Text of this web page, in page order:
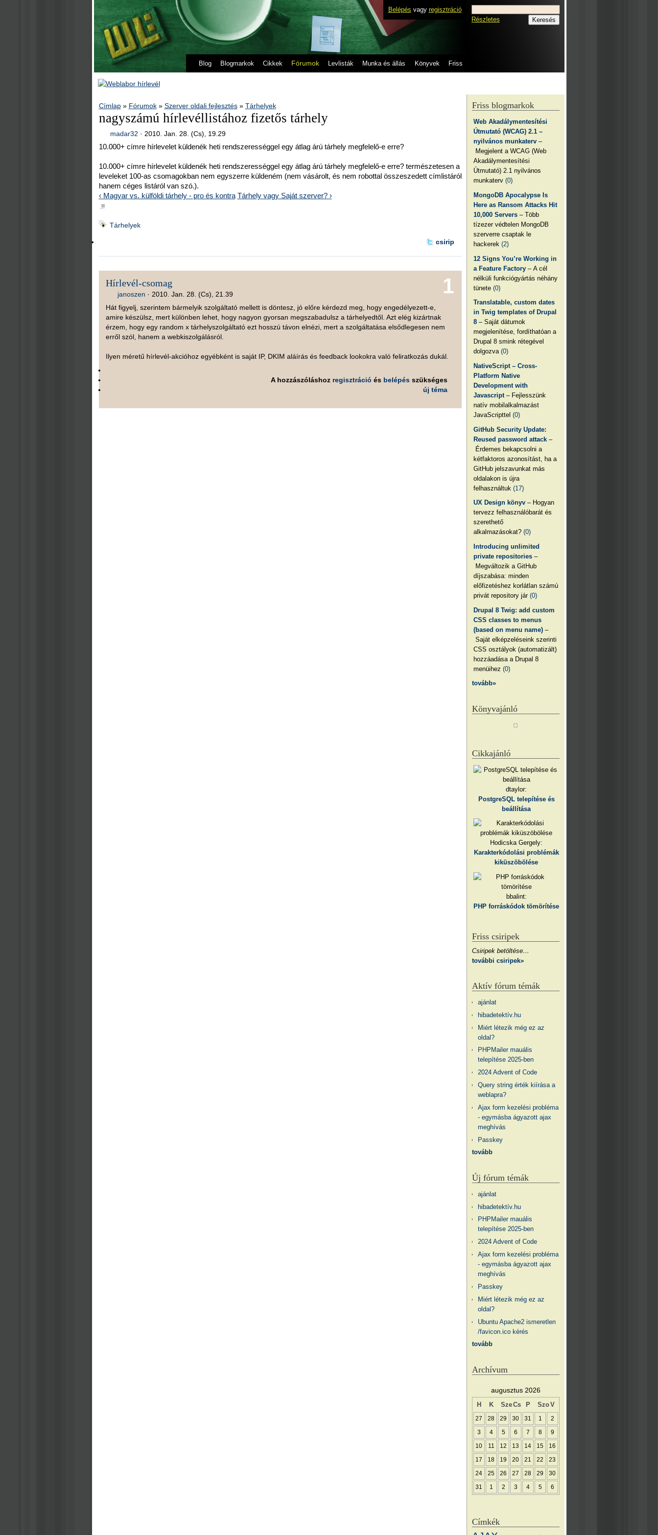
Belépés vagy regisztráció
Blog Blogmarkok Cikkek Fórumok Levlisták Munka és állás Könyvek Friss
Részletes
Címlap» Fórumok» Szerver oldali fejlesztés» Tárhelyek
nagyszámú hírlevéllistához fizetős tárhely
madar32 · 2010. Jan. 28. (Cs), 19.29
10.000+ címre hírlevelet küldenék heti rendszerességgel egy átlag árú tárhely megfelelő-e erre?
10.000+ címre hírlevelet küldenék heti rendszerességgel egy átlag árú tárhely megfelelő-e erre? természetesen a
leveleket 100-as csomagokban nem egyszerre küldeném (nem vásárolt, és nem robottal összeszedett címlistáról
hanem céges listáról van szó.).
‹ Magyar vs. külföldi tárhely - pro és kontra Tárhely vagy Saját szerver? ›
■
Tárhelyek
csirip
1
Hírlevél-csomag
janoszen · 2010. Jan. 28. (Cs), 21.39
Hát figyelj, szerintem bármelyik szolgáltató mellett is döntesz, jó előre kérdezd meg, hogy engedélyezett-e,
amire készülsz, mert különben lehet, hogy nagyon gyorsan megszabadulsz a tárhelyedtől. Azt elég kizártnak
érzem, hogy egy random x tárhelyszolgáltató ezt hosszú távon elnézi, mert a szolgáltatása elsődlegesen nem
erről szól, hanem a webkiszolgálásról.
Ilyen méretű hírlevél-akcióhoz egyébként is saját IP, DKIM aláírás és feedback lookokra való feliratkozás dukál.
A hozzászóláshoz regisztráció és belépésszükséges
új téma
Friss blogmarkok
Web Akadálymentesítési
Útmutató (WCAG) 2.1 –
nyilvános munkaterv –
Megjelent a WCAG (Web
Akadálymentesítési
Útmutató) 2.1 nyilvános
munkaterv(0)
MongoDB Apocalypse Is
Here as Ransom Attacks Hit
10,000 Servers – Több
tízezer védtelen MongoDB
szerverre csaptak le
hackerek(2)
12 Signs You’re Working in
a Feature Factory – A cél
nélküli funkciógyártás néhány
tünete(0)
Translatable, custom dates
in Twig templates of Drupal
8 – Saját dátumok
megjelenítése, fordíthatóan a
Drupal 8 smink rétegével
dolgozva(0)
NativeScript – Cross-
Platform Native
Development with
Javascript – Fejlesszünk
natív mobilalkalmazást
JavaScripttel(0)
GitHub Security Update:
Reused password attack –
Érdemes bekapcsolni a
kétfaktoros azonosítást, ha a
GitHub jelszavunkat más
oldalakon is újra
felhasználtuk(17)
UX Design könyv – Hogyan
tervezz felhasználóbarát és
szerethető
alkalmazásokat?(0)
Introducing unlimited
private repositories –
Megváltozik a GitHub
díjszabása: minden
előfizetéshez korlátlan számú
privát repository jár(0)
Drupal 8 Twig: add custom
CSS classes to menus
(based on menu name) –
Saját elképzeléseink szerinti
CSS osztályok (automatizált)
hozzáadása a Drupal 8
menüihez(0)
tovább»
Könyvajánló
Cikkajánló
dtaylor:
PostgreSQL telepítése és
beállítása
Hodicska Gergely:
Karakterkódolási problémák
kiküszöbölése
bbalint:
PHP forráskódok tömörítése
Friss csiripek
Csiripek betöltése…
további csiripek»
Aktív fórum témák
ajánlat
hibadetektív.hu
Miért létezik még ez az
oldal?
PHPMailer mauális
telepítése 2025-ben
2024 Advent of Code
Query string érték kiírása a
weblapra?
Ajax form kezelési probléma
- egymásba ágyazott ajax
meghívás
Passkey
tovább
Új fórum témák
ajánlat
hibadetektív.hu
PHPMailer mauális
telepítése 2025-ben
2024 Advent of Code
Ajax form kezelési probléma
- egymásba ágyazott ajax
meghívás
Passkey
Miért létezik még ez az
oldal?
Ubuntu Apache2 ismeretlen
/favicon.ico kérés
tovább
Archívum
augusztus 2026
H K SzeCs P SzoV
27 28 29 30 31 1 2
3 4 5 6 7 8 9
10 11 12 13 14 15 16
17 18 19 20 21 22 23
24 25 26 27 28 29 30
31 1 2 3 4 5 6
Címkék